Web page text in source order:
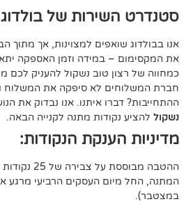
של בולדוג
למצוינות, אך מתוך הבנה שלא תמיד
במידה וזמן האספקה יתארך מעבר לרף
טוב נשקול להעניק לכם מתנה.
לא סיפקה את המשלוח וכבר יום לפני
איתנו. אנו נבדוק את הנושא ובמידה והיה
מתנה לקנייה הבאה.
הנקודות:
ההטבה מבוססת על צבירה של 25 נקודות מועדון עבור